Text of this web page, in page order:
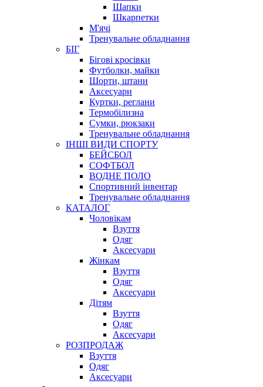
Шапки
Шкарпетки
М'ячі
Тренувальне обладнання
БІГ
Бігові кросівки
Футболки, майки
Шорти, штани
Аксесуари
Куртки, реглани
Термобілизна
Сумки, рюкзаки
Тренувальне обладнання
ІНШІ ВИДИ СПОРТУ
БЕЙСБОЛ
СОФТБОЛ
ВОДНЕ ПОЛО
Спортивний інвентар
Тренувальне обладнання
КАТАЛОГ
Чоловікам
Взуття
Одяг
Аксесуари
Жінкам
Взуття
Одяг
Аксесуари
Дітям
Взуття
Одяг
Аксесуари
РОЗПРОДАЖ
Взуття
Одяг
Аксесуари